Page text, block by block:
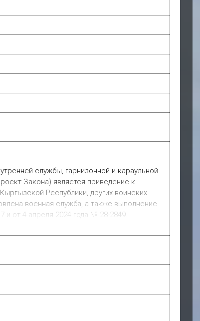
службы, гарнизонной и караульной
Закона) является приведение к
Республики, других воинских
военная служба, а также выполнение
от 4 апреля 2024 года № 28-2849.